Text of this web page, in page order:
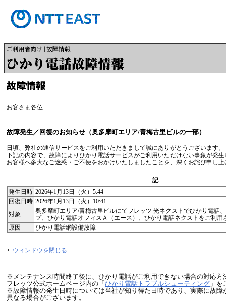
お客さま各位
故障発生／回復のお知らせ（奥多摩町エリア/青梅古里ビルの一部）
日頃、弊社の通信サービスをご利用いただきまして誠にありがとうございます。
下記の内容で、故障によりひかり電話サービスがご利用いただけない事象が発
お客様へ多大なご迷惑・ご不便をおかけいたしましたことを、深くお詫び申し
記
発生日時 2026年1月13日（火）5:44
回復日時 2026年1月13日（火）10:41
対象
奥多摩町エリア/青梅古里ビルにてフレッツ 光ネクストでひかり電話
プ、ひかり電話オフィスＡ（エース）、ひかり電話ネクストをご利用
原因
ひかり電話網設備故障
ウィンドウを閉じる
※メンテナンス時間終了後に、ひかり電話がご利用できない場合の対応方
フレッツ公式ホームページ内の「 ひかり電話トラブルシューティング 」を
※故障情報の発生日時については当社が知り得た日時であり、実際に故障
異なる場合がございます。